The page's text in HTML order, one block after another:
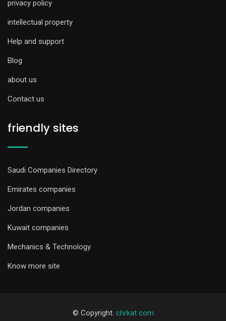
privacy policy
intellectual property
Help and support
Blog
about us
Contact us
friendly sites
Saudi Companies Directory
Emirates companies
Jordan companies
Kuwait companies
Mechanics & Technology
Know more site
© Copyright. chrkat com